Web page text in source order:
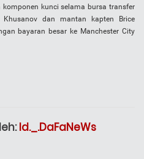
komponen kunci selama bursa transfer
dan mantan kapten Brice
bayaran besar ke Manchester City
Id._.DaFaNeWs